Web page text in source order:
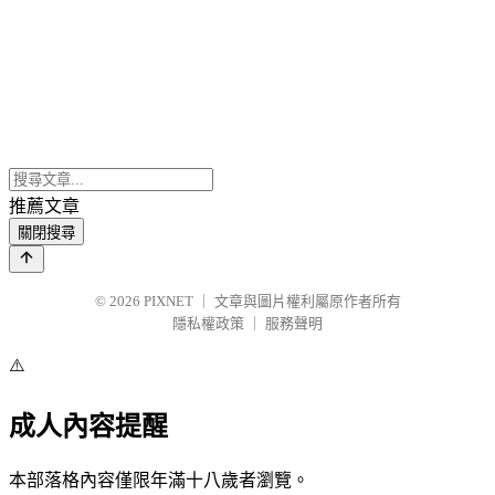
推薦文章
關閉搜尋
© 2026 PIXNET
文章與圖片權利屬原作者所有
隱私權政策
服務聲明
⚠️
成人內容提醒
本部落格內容僅限年滿十八歲者瀏覽。